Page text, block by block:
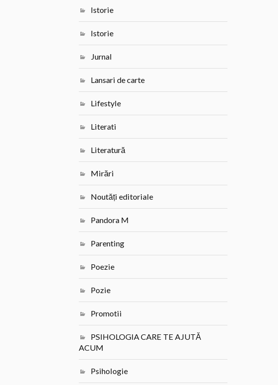
Istorie
Istorie
Jurnal
Lansari de carte
Lifestyle
Literati
Literatură
Mirări
Noutăți editoriale
Pandora M
Parenting
Poezie
Pozie
Promotii
PSIHOLOGIA CARE TE AJUTĂ
ACUM
Psihologie